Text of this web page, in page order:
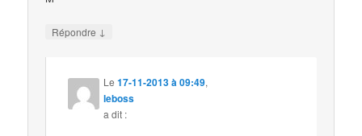
Répondre ↓
Le17-11-2013 à 09:49,
leboss
a dit :